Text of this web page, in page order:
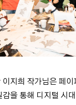
이지희 작가님은 페
감을 통해 디지털 시